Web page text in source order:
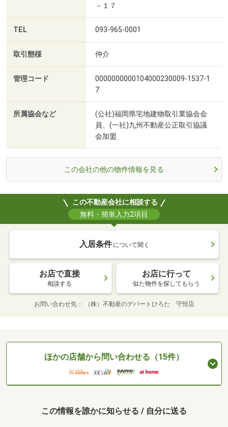
－１７
TEL 093-965-0001
取引態様 仲介
管理コード
0000000000104000230009-1537-1
7
所属協会など
(公社)福岡県宅地建物取引業協会会
員、(一社)九州不動産公正取引協議
会加盟
この会社の他の物件情報を見る
この不動産会社に相談する
無料・簡単入力2項目
入居条件 について聞く
お店で直接
相談する
お店に行って
似た物件を探してもらう
お問い合わせ先 （株）不動産のデパートひろた 守恒店
ほかの店舗から問い合わせる（15件）
この情報を誰かに知らせる / 自分に送る